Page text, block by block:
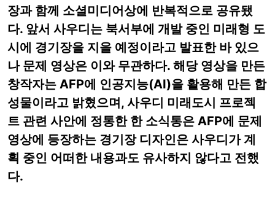
장과 함께 소셜미디어상에 반복적으로 공유됐
다. 앞서 사우디는 북서부에 개발 중인 미래형 도
시에 경기장을 지을 예정이라고 발표한 바 있으
나 문제 영상은 이와 무관하다. 해당 영상을 만든
창작자는 AFP에 인공지능(AI)을 활용해 만든 합
성물이라고 밝혔으며, 사우디 미래도시 프로젝
트 관련 사안에 정통한 한 소식통은 AFP에 문제
영상에 등장하는 경기장 디자인은 사우디가 계
획 중인 어떠한 내용과도 유사하지 않다고 전했
다.